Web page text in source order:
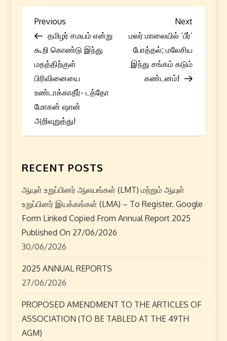
P
o
s
t
n
a
i
g
a
t
i
o
n
Previous
Post
Previous
தமிழர் சமயம் என்று
கூறி கொண்டு இந்து
மதத்திற்குள்
பிரிவினையை
உண்டாக்காதீர்- டத்தோ
மோகன் ஷான்
அறிவுறுத்து!
Next
Next
மலர் மாலையில் ‘பீர்’
போத்தல்; மலேசிய
இந்து சங்கம் கடும்
கண்டனம்!
RECENT POSTS
ஆயுள் உறுப்பினர் ஆலயங்கள் (LMT) மற்றும் ஆயுள்
உறுப்பினர் இயக்கங்கள் (LMA) – To Register. Google
Form Linked Copied From Annual Report 2025
Published On 27/06/2026
30/06/2026
2025 ANNUAL REPORTS
27/06/2026
PROPOSED AMENDMENT TO THE ARTICLES OF
ASSOCIATION (TO BE TABLED AT THE 49TH
AGM)